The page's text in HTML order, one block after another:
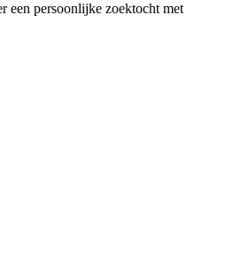
een persoonlijke zoektocht met